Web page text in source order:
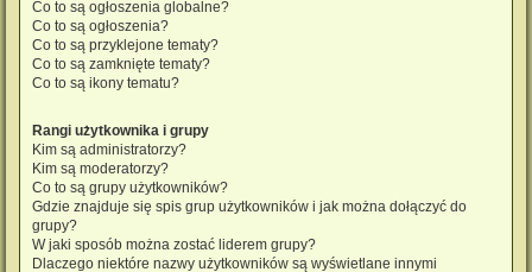
Co to są ogłoszenia globalne?
Co to są ogłoszenia?
Co to są przyklejone tematy?
Co to są zamknięte tematy?
Co to są ikony tematu?
Rangi użytkownika i grupy
Kim są administratorzy?
Kim są moderatorzy?
Co to są grupy użytkowników?
Gdzie znajduje się spis grup użytkowników i jak można dołączyć do
grupy?
W jaki sposób można zostać liderem grupy?
Dlaczego niektóre nazwy użytkowników są wyświetlane innymi